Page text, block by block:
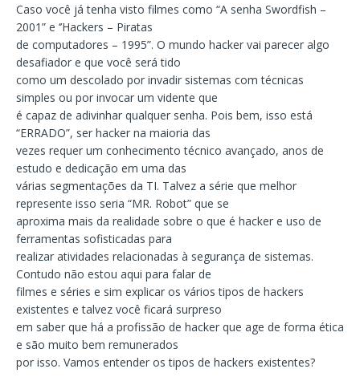
Caso você já tenha visto filmes como “A senha Swordfish –
2001” e ‘’Hackers – Piratas
de computadores – 1995”. O mundo hacker vai parecer algo
desafiador e que você será tido
como um descolado por invadir sistemas com técnicas
simples ou por invocar um vidente que
é capaz de adivinhar qualquer senha. Pois bem, isso está
“ERRADO”, ser hacker na maioria das
vezes requer um conhecimento técnico avançado, anos de
estudo e dedicação em uma das
várias segmentações da TI. Talvez a série que melhor
represente isso seria “MR. Robot” que se
aproxima mais da realidade sobre o que é hacker e uso de
ferramentas sofisticadas para
realizar atividades relacionadas à segurança de sistemas.
Contudo não estou aqui para falar de
filmes e séries e sim explicar os vários tipos de hackers
existentes e talvez você ficará surpreso
em saber que há a profissão de hacker que age de forma ética
e são muito bem remunerados
por isso. Vamos entender os tipos de hackers existentes?